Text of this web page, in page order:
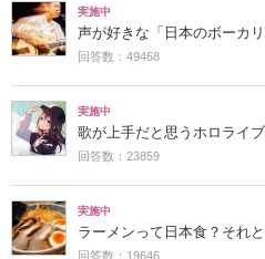
実施中
声が好きな「日本のボーカ
回答数：49468
実施中
歌が上手だと思うホロライ
回答数：23859
実施中
ラーメンって日本食？それ
回答数：19646